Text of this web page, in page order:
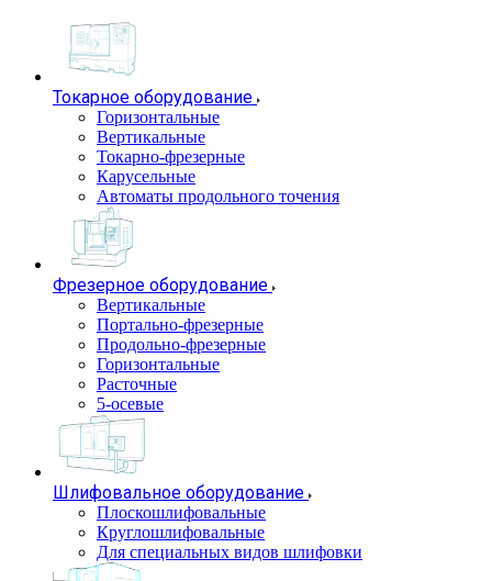
Токарное оборудование
Горизонтальные
Вертикальные
Токарно-фрезерные
Карусельные
Автоматы продольного точения
Фрезерное оборудование
Вертикальные
Портально-фрезерные
Продольно-фрезерные
Горизонтальные
Расточные
5-осевые
Шлифовальное оборудование
Плоскошлифовальные
Круглошлифовальные
Для специальных видов шлифовки